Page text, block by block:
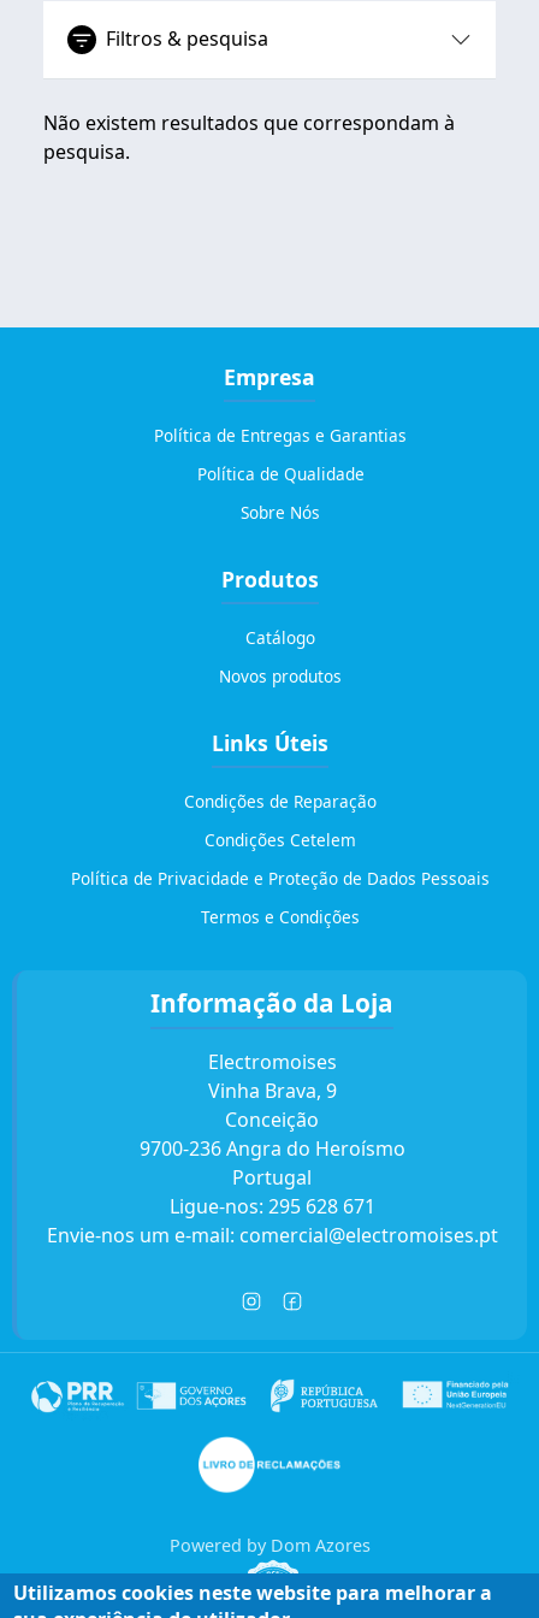
Filtros & pesquisa
Não existem resultados que correspondam à
pesquisa.
Empresa
Política de Entregas e Garantias
Política de Qualidade
Sobre Nós
Produtos
Catálogo
Novos produtos
Links Úteis
Condições de Reparação
Condições Cetelem
Política de Privacidade e Proteção de Dados Pessoais
Termos e Condições
Informação da Loja
Electromoises
Vinha Brava, 9
Conceição
9700-236 Angra do Heroísmo
Portugal
Ligue-nos: 295 628 671
Envie-nos um e-mail: comercial@electromoises.pt
Powered by Dom Azores
Utilizamos cookies neste website para melhorar a